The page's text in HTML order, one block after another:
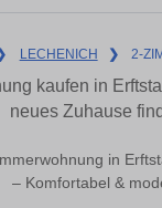
LECHENICH ❯ 2-
kaufen in
neues Zuhause
in
– Komfortabel &